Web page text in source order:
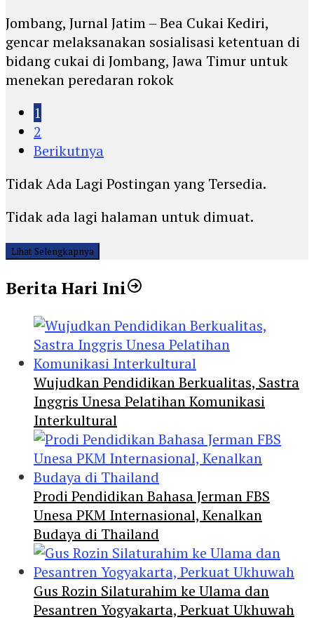
Jombang, Jurnal Jatim – Bea Cukai Kediri,
gencar melaksanakan sosialisasi ketentuan di
bidang cukai di Jombang, Jawa Timur untuk
menekan peredaran rokok
1
2
Berikutnya
Tidak Ada Lagi Postingan yang Tersedia.
Tidak ada lagi halaman untuk dimuat.
Lihat Selengkapnya
Berita Hari Ini
Wujudkan Pendidikan Berkualitas, Sastra
Inggris Unesa Pelatihan Komunikasi
Interkultural
Prodi Pendidikan Bahasa Jerman FBS
Unesa PKM Internasional, Kenalkan
Budaya di Thailand
Gus Rozin Silaturahim ke Ulama dan
Pesantren Yogyakarta, Perkuat Ukhuwah